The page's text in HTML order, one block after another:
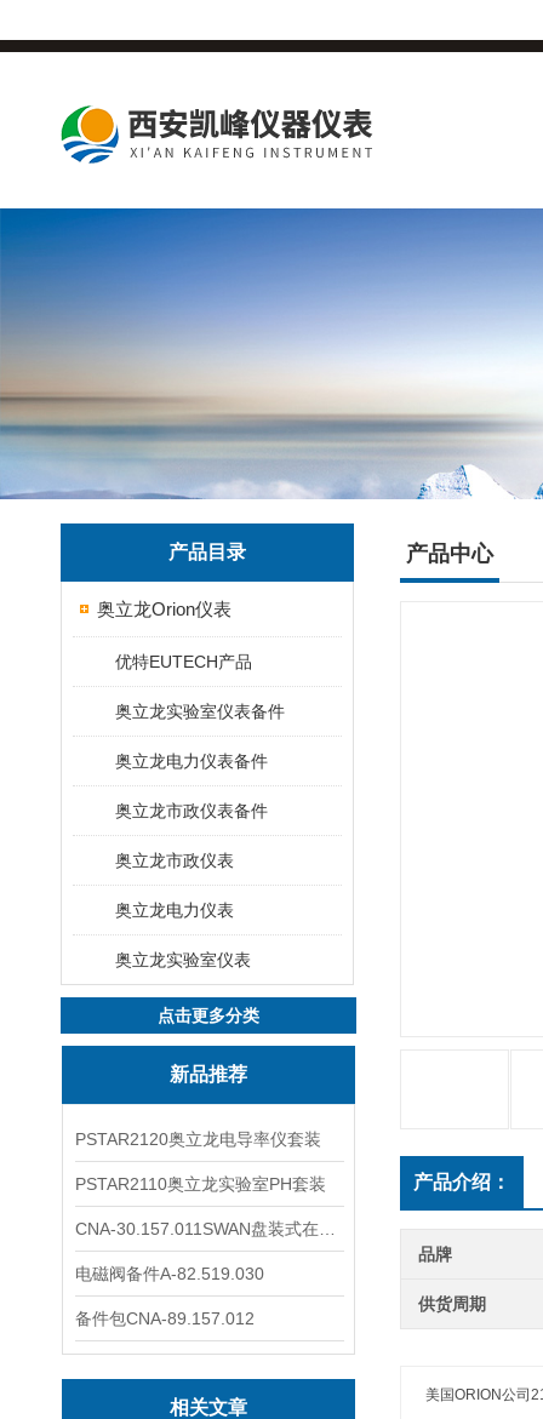
产品目录
奥立龙Orion仪表
优特EUTECH产品
奥立龙实验室仪表备件
奥立龙电力仪表备件
奥立龙市政仪表备件
奥立龙市政仪表
奥立龙电力仪表
奥立龙实验室仪表
点击更多分类
新品推荐
PSTAR2120奥立龙电导率仪套装
PSTAR2110奥立龙实验室PH套装
电磁阀备件A-82.519.030
备件包CNA-89.157.012
相关文章
产品中心
产品介绍：
品牌
供货周期
美国ORION公司